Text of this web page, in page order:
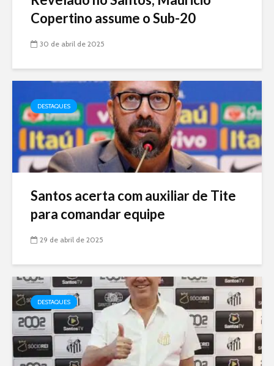
Copertino assume o Sub-20
30 de abril de 2025
DESTAQUES
Santos acerta com auxiliar de Tite
para comandar equipe
29 de abril de 2025
DESTAQUES